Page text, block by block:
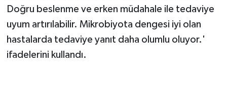
Doğru beslenme ve erken müdahale ile tedaviye
uyum artırılabilir. Mikrobiyota dengesi iyi olan
hastalarda tedaviye yanıt daha olumlu oluyor.'
ifadelerini kullandı.